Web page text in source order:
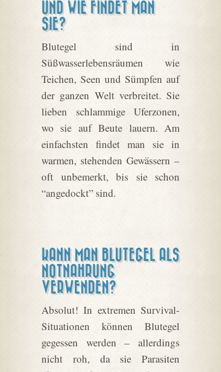
UND WIE FINDET MAN
SIE?
Blutegel sind in
Süßwasserlebensräumen wie
Teichen, Seen und Sümpfen auf
der ganzen Welt verbreitet. Sie
lieben schlammige Uferzonen,
wo sie auf Beute lauern. Am
einfachsten findet man sie in
warmen, stehenden Gewässern –
oft unbemerkt, bis sie schon
“angedockt” sind.
KANN MAN BLUTEGEL ALS
NOTNAHRUNG
VERWENDEN?
Absolut! In extremen Survival-
Situationen können Blutegel
gegessen werden – allerdings
nicht roh, da sie Parasiten